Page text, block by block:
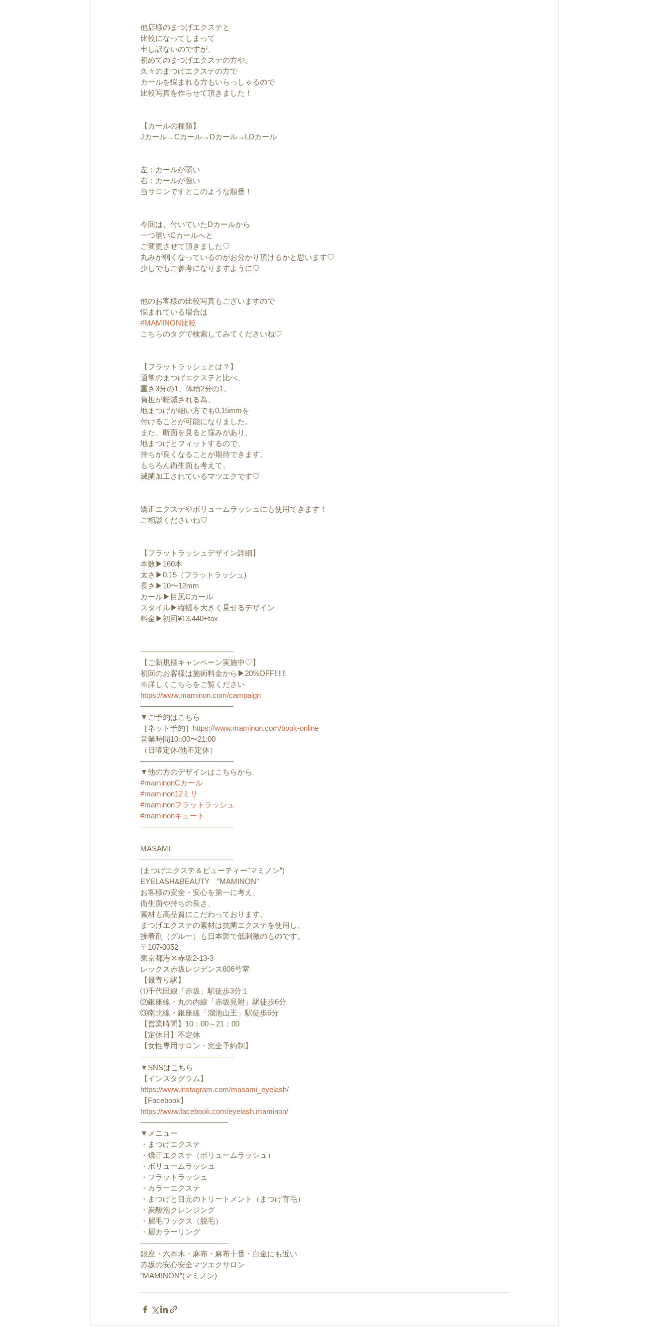
他店様のまつげエクステと
比較になってしまって
申し訳ないのですが、
初めてのまつげエクステの方や、
久々のまつげエクステの方で
カールを悩まれる方もいらっしゃるので
比較写真を作らせて頂きました！
【カールの種類】
Jカール→Cカール→Dカール→LDカール
左：カールが弱い
右：カールが強い
当サロンですとこのような順番！
今回は、付いていたDカールから
一つ弱いCカールへと
ご変更させて頂きました♡
丸みが弱くなっているのがお分かり頂けるかと思います♡
少しでもご参考になりますように♡
他のお客様の比較写真もございますので
悩まれている場合は
#MAMINON比較
こちらのタグで検索してみてくださいね♡
【フラットラッシュとは？】
通常のまつげエクステと比べ、
重さ3分の1、体積2分の1。
負担が軽減される為、
地まつげが細い方でも0,15mmを
付けることが可能になりました。
また、断面を見ると窪みがあり、
地まつげとフィットするので、
持ちが良くなることが期待できます。
もちろん衛生面も考えて、
滅菌加工されているマツエクです♡
矯正エクステやボリュームラッシュにも使用できます！
ご相談くださいね♡
【フラットラッシュデザイン詳細】
本数▶︎160本
太さ▶︎0.15（フラットラッシュ)
長さ▶︎10〜12mm
カール▶︎目尻Cカール
スタイル▶︎縦幅を大きく見せるデザイン
料金▶︎初回¥13,440+tax
─────────────────
【ご新規様キャンペーン実施中♡】
初回のお客様は施術料金から▶︎20%OFF‼️‼️‼️
※詳しくこちらをご覧ください
https://www.maminon.com/campaign
─────────────────
▼ご予約はこちら
［ネット予約］ https://www.maminon.com/book-online
営業時間10::00〜21:00
（日曜定休/他不定休）
─────────────────
▼他の方のデザインはこちらから
#maminonCカール
#maminon12ミリ
#maminonフラットラッシュ
#maminonキュート
─────────────────
MASAMI
─────────────────
(まつげエクステ＆ビューティー”マミノン”)
EYELASH&BEAUTY　”MAMINON”
お客様の安全・安心を第一に考え、
衛生面や持ちの良さ、
素材も高品質にこだわっております。
まつげエクステの素材は抗菌エクステを使用し、
接着剤（グルー）も日本製で低刺激のものです。
〒107-0052
東京都港区赤坂2-13-3
レックス赤坂レジデンス806号室
【最寄り駅】
⑴千代田線「赤坂」駅徒歩3分１
⑵銀座線・丸の内線「赤坂見附」駅徒歩6分
⑶南北線・銀座線「溜池山王」駅徒歩6分
【営業時間】10：00～21：00
【定休日】不定休
【女性専用サロン・完全予約制】
─────────────────
▼SNSはこちら
【インスタグラム】
https://www.instagram.com/masami_eyelash/
【Facebook】
https://www.facebook.com/eyelash.maminon/
────────────────
▼メニュー
・まつげエクステ
・矯正エクステ（ボリュームラッシュ）
・ボリュームラッシュ
・フラットラッシュ
・カラーエクステ
・まつげと目元のトリートメント（まつげ育毛）
・炭酸泡クレンジング
・眉毛ワックス（脱毛）
・眉カラーリング
────────────────
銀座・六本木・麻布・麻布十番・白金にも近い
赤坂の安心安全マツエクサロン
”MAMINON”(マミノン)